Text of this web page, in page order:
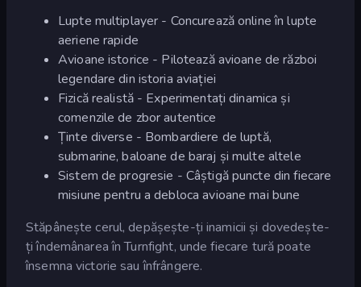
Lupte multiplayer - Concurează online în lupte
aeriene rapide
Avioane istorice - Pilotează avioane de război
legendare din istoria aviației
Fizică realistă - Experimentați dinamica și
comenzile de zbor autentice
Ținte diverse - Bombardiere de luptă,
submarine, baloane de baraj și multe altele
Sistem de progresie - Câștigă puncte din fiecare
misiune pentru a debloca avioane mai bune
Stăpânește cerul, depășește-ți inamicii și dovedește-
ți îndemânarea în Turnfight, unde fiecare tură poate
însemna victorie sau înfrângere.